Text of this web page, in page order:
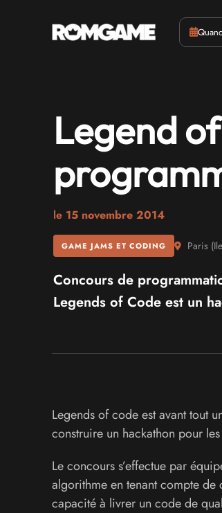
Legend
le 15 novembre 2014
GAME JAMS ET CODING Paris (
Concours de
Legends of Code est un
Legends of code est avant tout
construire un hackathon pour
Le concours s’effectue par
algorithme en tenant compte de
capacité à livrer un code de